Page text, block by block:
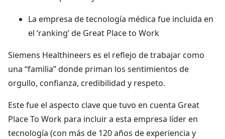
La empresa de tecnología médica fue incluida en
el ‘ranking’ de Great Place to Work
Siemens Healthineers es el reflejo de trabajar como
una “familia” donde priman los sentimientos de
orgullo, confianza, credibilidad y respeto.
Este fue el aspecto clave que tuvo en cuenta Great
Place To Work para incluir a esta empresa líder en
tecnología (con más de 120 años de experiencia y